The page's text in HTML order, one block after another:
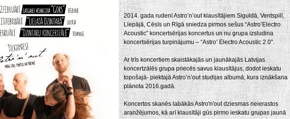
2014. gada rudenī Astro’n’out klausītājiem Siguldā, Ventspilī,
Liepājā, Cēsīs un Rīgā sniedza pirmos sešus “Astro’Electro
Acoustic” koncertsērijas koncertus un nu grupa izsludina
koncertsērijas turpinājumu – “Astro’ Electro Acoustic 2.0”.
Ar trīs koncertiem skaistākajās un jaunākajās Latvijas
koncertzālēs grupa priecēs savus klausītājus, dodot ieskatu
topošajā- piektajā Astro’n’out studijas albumā, kura iznākšana
plānota 2016.gadā.
Koncertos skanēs labākās Astro'n'out dziesmas neierastos
aranžējumos, kā arī klausītāji gūs pirmo ieskatu grupas jaunā